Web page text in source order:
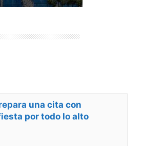
una cita con
por todo lo alto